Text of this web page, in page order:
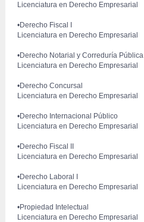
Licenciatura en Derecho Empresarial
•Derecho Fiscal I
Licenciatura en Derecho Empresarial
•Derecho Notarial y Correduría Pública
Licenciatura en Derecho Empresarial
•Derecho Concursal
Licenciatura en Derecho Empresarial
•Derecho Internacional Público
Licenciatura en Derecho Empresarial
•Derecho Fiscal II
Licenciatura en Derecho Empresarial
•Derecho Laboral I
Licenciatura en Derecho Empresarial
•Propiedad Intelectual
Licenciatura en Derecho Empresarial